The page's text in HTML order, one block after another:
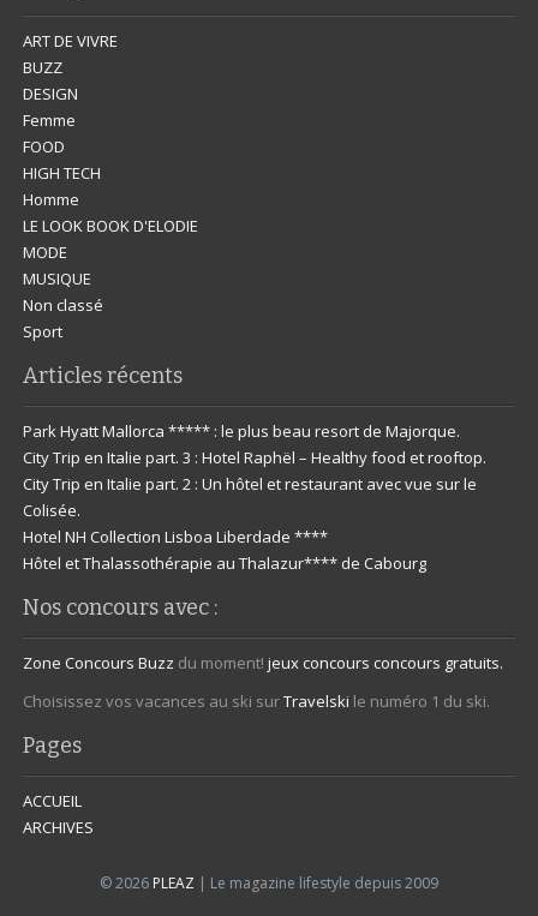
ART DE VIVRE
BUZZ
DESIGN
Femme
FOOD
HIGH TECH
Homme
LE LOOK BOOK D'ELODIE
MODE
MUSIQUE
Non classé
Sport
Articles récents
Park Hyatt Mallorca ***** : le plus beau resort de Majorque.
City Trip en Italie part. 3 : Hotel Raphël – Healthy food et rooftop.
City Trip en Italie part. 2 : Un hôtel et restaurant avec vue sur le
Colisée.
Hotel NH Collection Lisboa Liberdade ****
Hôtel et Thalassothérapie au Thalazur**** de Cabourg
Nos concours avec :
Zone Concours Buzz du moment!jeux concours concours gratuits.
Choisissez vos vacances au ski surTravelski le numéro 1 du ski.
Pages
ACCUEIL
ARCHIVES
© 2026 PLEAZ | Le magazine lifestyle depuis 2009